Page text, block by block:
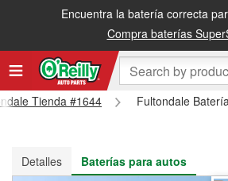
Encuentra la batería correcta
Compra baterías
Recibe tu orden gratis al día siguiente o
Tienda #1644
Fultondale
Detalles
Baterías para autos